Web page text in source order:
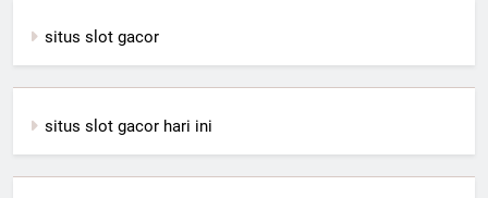
situs slot gacor
situs slot gacor hari ini